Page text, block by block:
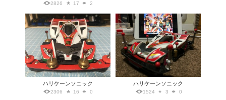
2826 17 2
ハリケーンソニック
2306 16 0
ハリケーンソニック
1524 3 0